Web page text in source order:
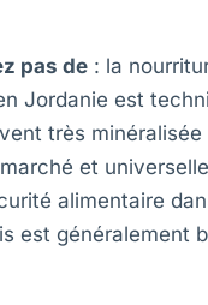
pas de : la
Jordanie est
très minéralisée
et
alimentaire
est généralement